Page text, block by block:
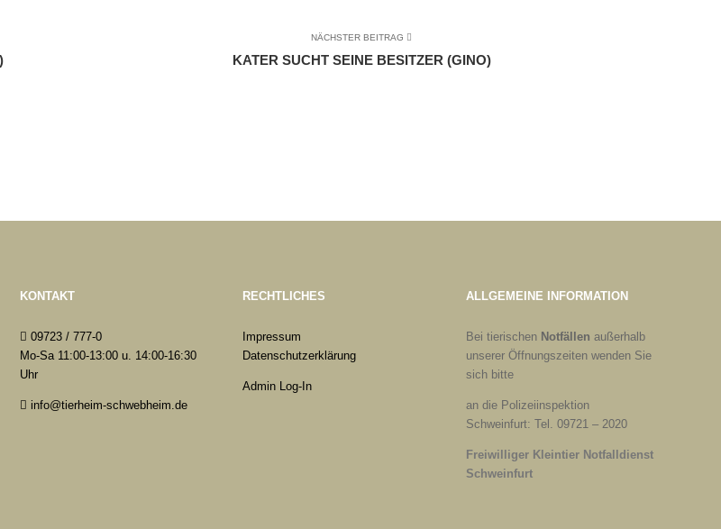
NÄCHSTER BEITRAG
KATER SUCHT SEINE BESITZER (GINO)
KONTAKT
09723 / 777-0
Mo-Sa 11:00-13:00 u. 14:00-16:30
Uhr
info@tierheim-schwebheim.de
RECHTLICHES
Impressum
Datenschutzerklärung
Admin Log-In
ALLGEMEINE INFORMATION
Bei tierischen Notfällen außerhalb
unserer Öffnungszeiten wenden Sie
sich bitte
an die Polizeiinspektion
Schweinfurt: Tel. 09721 – 2020
Freiwilliger Kleintier Notfalldienst
Schweinfurt